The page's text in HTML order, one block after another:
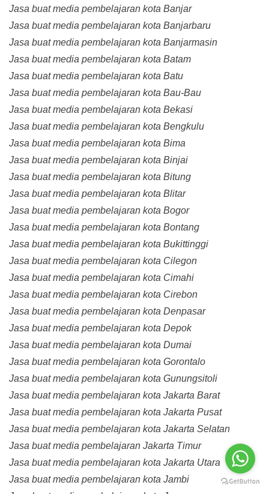
Jasa buat media pembelajaran kota Banjar
Jasa buat media pembelajaran kota Banjarbaru
Jasa buat media pembelajaran kota Banjarmasin
Jasa buat media pembelajaran kota Batam
Jasa buat media pembelajaran kota Batu
Jasa buat media pembelajaran kota Bau-Bau
Jasa buat media pembelajaran kota Bekasi
Jasa buat media pembelajaran kota Bengkulu
Jasa buat media pembelajaran kota Bima
Jasa buat media pembelajaran kota Binjai
Jasa buat media pembelajaran kota Bitung
Jasa buat media pembelajaran kota Blitar
Jasa buat media pembelajaran kota Bogor
Jasa buat media pembelajaran kota Bontang
Jasa buat media pembelajaran kota Bukittinggi
Jasa buat media pembelajaran kota Cilegon
Jasa buat media pembelajaran kota Cimahi
Jasa buat media pembelajaran kota Cirebon
Jasa buat media pembelajaran kota Denpasar
Jasa buat media pembelajaran kota Depok
Jasa buat media pembelajaran kota Dumai
Jasa buat media pembelajaran kota Gorontalo
Jasa buat media pembelajaran kota Gunungsitoli
Jasa buat media pembelajaran kota Jakarta Barat
Jasa buat media pembelajaran kota Jakarta Pusat
Jasa buat media pembelajaran kota Jakarta Selatan
Jasa buat media pembelajaran Jakarta Timur
Jasa buat media pembelajaran kota Jakarta Utara
Jasa buat media pembelajaran kota Jambi